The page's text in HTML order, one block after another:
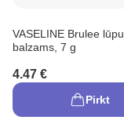
VASELINE Brulee lūpu
balzams, 7 g
4.47 €
Pirkt